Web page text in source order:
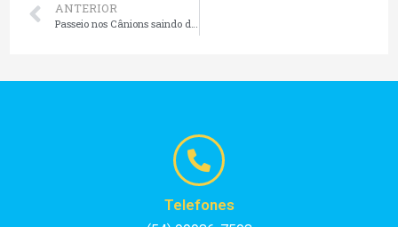
ANTERIOR
Passeio nos Cânions saindo de Gramado
Telefones